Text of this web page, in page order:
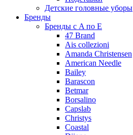
Детские головные уборы
Бренды
Бренды с A по E
47 Brand
Ais collezioni
Amanda Christensen
American Needle
Bailey
Barascon
Betmar
Borsalino
Capslab
Christys
Coastal